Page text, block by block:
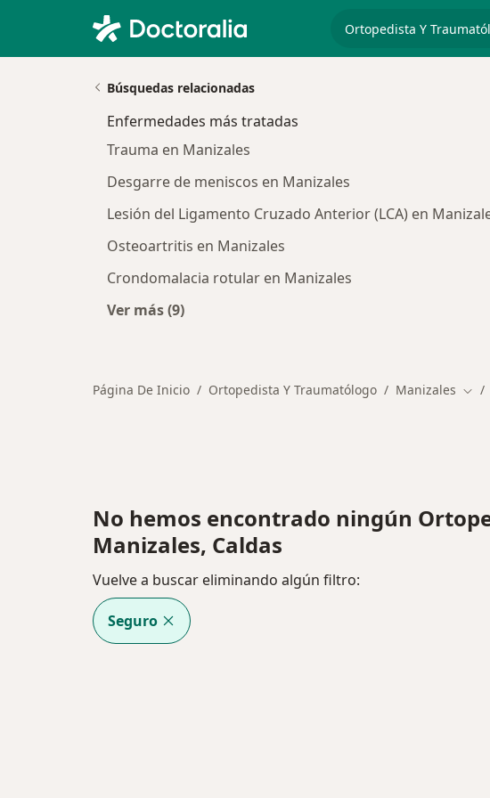
especialidad,
Búsquedas relacionadas
Enfermedades más tratadas
Trauma en Manizales
Desgarre de meniscos en Manizales
Lesión del Ligamento Cruzado Anterior (LCA) en
Osteoartritis en Manizales
Crondomalacia rotular en Manizales
Ver más (9)
Página De Inicio Ortopedista Y Traumatólogo Manizales
No hemos encontrado ningún
Manizales, Caldas
Vuelve a buscar eliminando algún filtro:
Seguro